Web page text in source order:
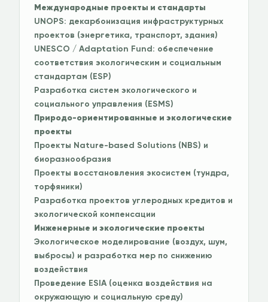
Международные проекты и стандарты
UNOPS: декарбонизация инфраструктурных
проектов (энергетика, транспорт, здания)
UNESCO / Adaptation Fund: обеспечение
соответствия экологическим и социальным
стандартам (ESP)
Разработка систем экологического и
социального управления (ESMS)
Природо-ориентированные и экологические
проекты
Проекты Nature-based Solutions (NBS) и
биоразнообразия
Проекты восстановления экосистем (тундра,
торфяники)
Разработка проектов углеродных кредитов и
экологической компенсации
Инженерные и экологические проекты
Экологическое моделирование (воздух, шум,
выбросы) и разработка мер по снижению
воздействия
Проведение ESIA (оценка воздействия на
окружающую и социальную среду)